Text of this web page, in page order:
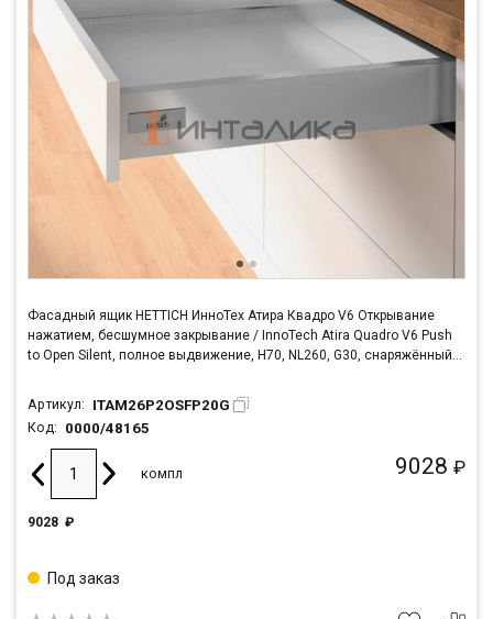
Фасадный ящик HETTICH ИнноТех Атира Квадро V6 Открывание
нажатием, бесшумное закрывание / InnoTech Atira Quadro V6 Push
to Open Silent, полное выдвижение, H70, NL260, G30, снаряжённый
Артикул:
ITAM26P2OSFP20G
Код: 0000/48165
9028 ₽
компл
9028 ₽
Под заказ